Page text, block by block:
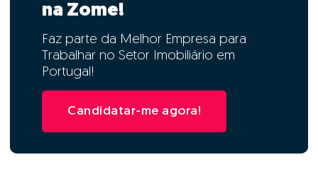
na Zome!
Faz parte da Melhor Empresa para
Trabalhar no Setor Imobiliário em
Portugal!
Candidatar-me agora!